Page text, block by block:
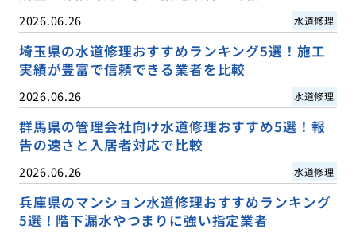
2026.06.26 水道修理
埼玉県の水道修理おすすめランキング5選！施工
実績が豊富で信頼できる業者を比較
2026.06.26 水道修理
群馬県の管理会社向け水道修理おすすめ5選！報
告の速さと入居者対応で比較
2026.06.26 水道修理
兵庫県のマンション水道修理おすすめランキング
5選！階下漏水やつまりに強い指定業者